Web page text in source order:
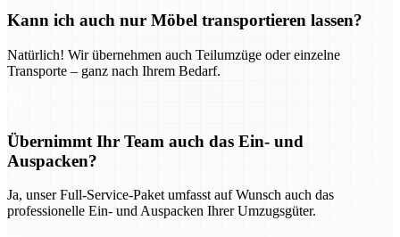
Kann ich auch nur Möbel transportieren lassen?
Natürlich! Wir übernehmen auch Teilumzüge oder einzelne
Transporte – ganz nach Ihrem Bedarf.
Übernimmt Ihr Team auch das Ein- und
Auspacken?
Ja, unser Full-Service-Paket umfasst auf Wunsch auch das
professionelle Ein- und Auspacken Ihrer Umzugsgüter.